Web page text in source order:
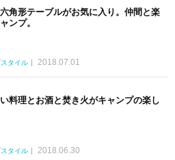
角形テーブルがお気に入り。仲間と楽
ンプ。
タイル 2018.07.01
料理とお酒と焚き火がキャンプの楽し
タイル 2018.06.30